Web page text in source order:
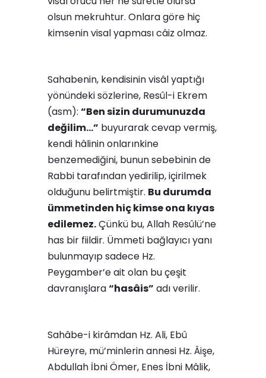
olsun mekruhtur. Onlara göre hiç
kimsenin visal yapması câiz olmaz.
Sahabenin, kendisinin visâl yaptığı
yönündeki sözlerine, Resûl-i Ekrem
(asm): “Ben sizin durumunuzda
değilim…” buyurarak cevap vermiş,
kendi hâlinin onlarınkine
benzemediğini, bunun sebebinin de
Rabbi tarafından yedirilip, içirilmek
olduğunu belirtmiştir. Bu durumda
ümmetinden hiç kimse ona kıyas
edilemez.Çünkü bu, Allah Resûlü’ne
has bir fiildir. Ümmeti bağlayıcı yanı
bulunmayıp sadece Hz.
Peygamber’e ait olan bu çeşit
davranışlara“hasâis” adı verilir.
Sahâbe-i kirâmdan Hz. Ali, Ebû
Hüreyre, mü’minlerin annesi Hz. Âişe,
Abdullah İbni Ömer, Enes İbni Mâlik,